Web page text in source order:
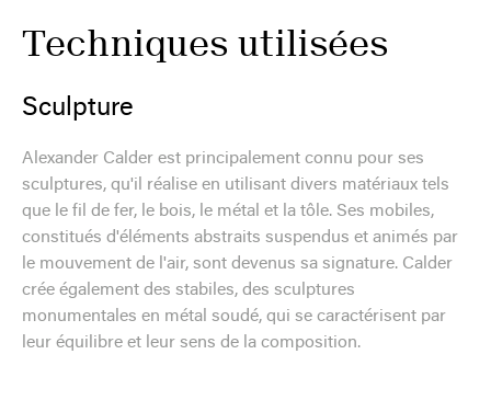
Techniques utilisées
Sculpture
Alexander Calder est principalement connu pour ses
sculptures, qu'il réalise en utilisant divers matériaux tels
que le fil de fer, le bois, le métal et la tôle. Ses mobiles,
constitués d'éléments abstraits suspendus et animés par
le mouvement de l'air, sont devenus sa signature. Calder
crée également des stabiles, des sculptures
monumentales en métal soudé, qui se caractérisent par
leur équilibre et leur sens de la composition.